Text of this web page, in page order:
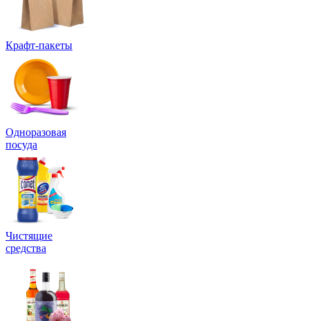
Крафт-пакеты
Одноразовая
посуда
Чистящие
средства